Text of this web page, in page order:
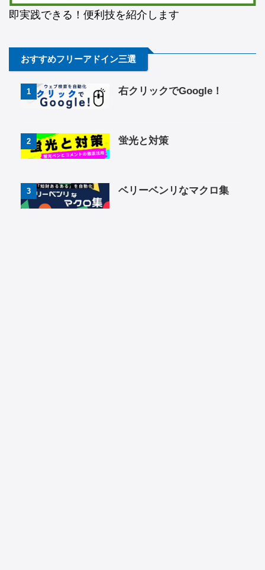
即実践できる！便利技を紹介します
おすすめフリーアドイン三選
1 右クリックでGoogle！
2 蛍光と対策
3 ベリーベンリなマクロ集